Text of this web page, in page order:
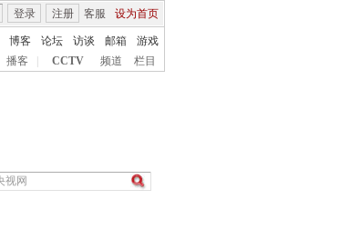
客服 设为首页
登录 注册
博客 论坛 访谈 邮箱
游戏
播客 CCTV 频道 栏目